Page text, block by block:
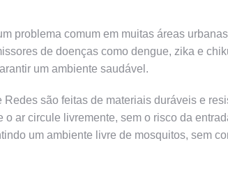
problema comum em muitas áreas
de doenças como dengue, zika e
um ambiente saudável.
são feitas de materiais duráveis e
o ar circule livremente, sem o risco da
um ambiente livre de mosquitos, sem